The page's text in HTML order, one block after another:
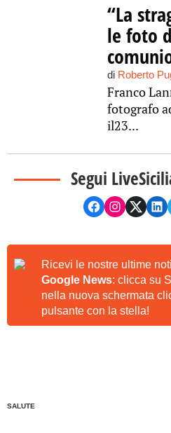
“La
le foto
di Roberto
Franco
fotografo
il23...
Segui
Ricevi le nostre ultime
Google News: clicca su
nella nuova schermata
pulsante con la stella!
SALUTE